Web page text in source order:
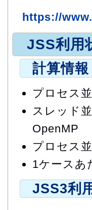
https://
JSS利用
計算情報
プロセス
スレッド
OpenMP
プロセス
1ケースあ
JSS3利